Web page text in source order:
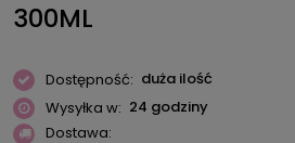
300ML
Dostępność: duża ilość
Wysyłka w: 24 godziny
Dostawa: